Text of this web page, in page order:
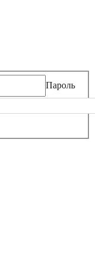
Пароль